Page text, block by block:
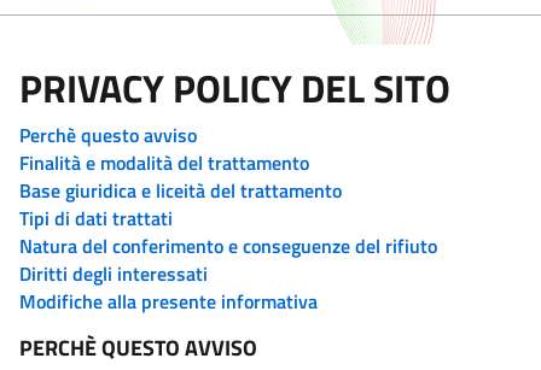
PRIVACY POLICY DEL SITO
Perchè questo avviso
Finalità e modalità del trattamento
Base giuridica e liceità del trattamento
Tipi di dati trattati
Natura del conferimento e conseguenze del rifiuto
Diritti degli interessati
Modifiche alla presente informativa
PERCHÈ QUESTO AVVISO